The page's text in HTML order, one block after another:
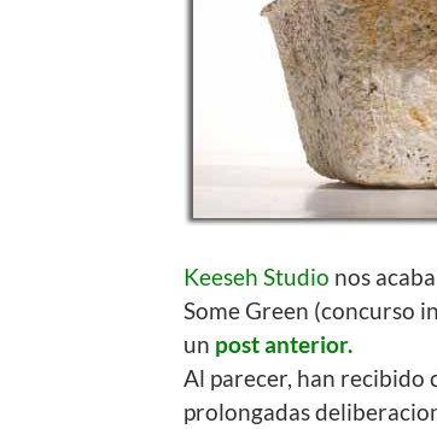
Keeseh Studio nos
Some Green (concurso
un post anterior.
Al parecer, han recibido
prolongadas